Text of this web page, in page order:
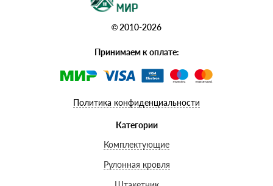
© 2010-2026
Принимаем к оплате:
Политика конфиденциальности
Категории
Комплектующие
Рулонная кровля